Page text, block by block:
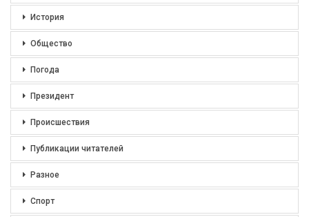
История
Общество
Погода
Президент
Происшествия
Публикации читателей
Разное
Спорт